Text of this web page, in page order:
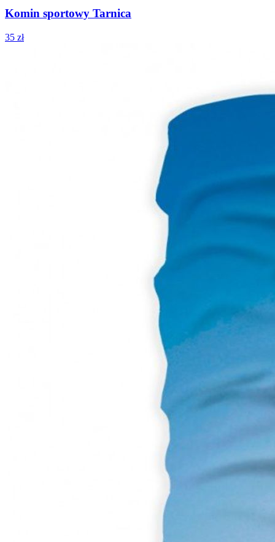
Komin sportowy Tarnica
35 zł